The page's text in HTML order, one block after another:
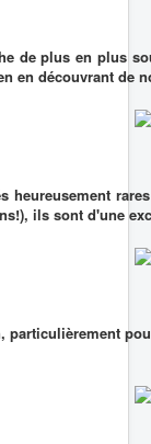
de plus en plus
en découvrant de
heureusement
ils sont d'une
particulièrement